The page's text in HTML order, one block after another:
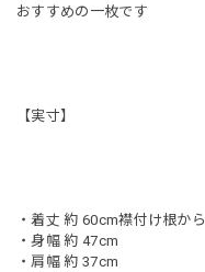
おすすめの一枚です
【実寸】
・着丈 約 60cm襟付け根から
・身幅 約 47cm
・肩幅 約 37cm